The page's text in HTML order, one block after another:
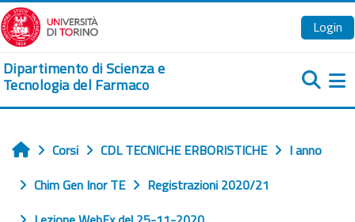
Vai al contenuto principale
Login
Dipartimento di Scienza e
Tecnologia del Farmaco
Home
Corsi CDL TECNICHE ERBORISTICHE
I anno
Chim Gen Inor TE
Registrazioni 2020/21